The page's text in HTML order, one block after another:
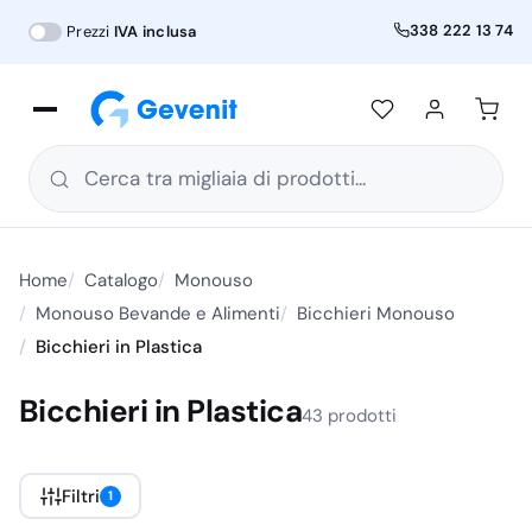
Prezzi IVA inclusa 338 222 13 74
Cerca tra migliaia di prodotti...
Home Catalogo
Monouso
Monouso Bevande e Alimenti
Bicchieri Monouso
Bicchieri in Plastica
Bicchieri in Plastica43 prodotti
Filtri 1